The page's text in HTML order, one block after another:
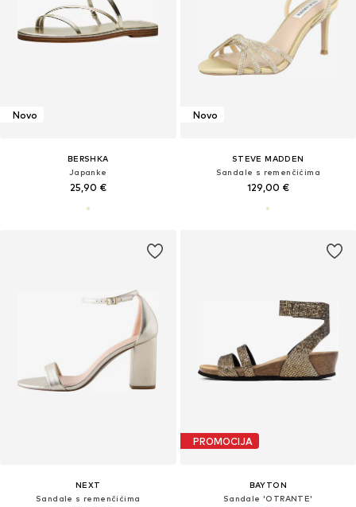
Novo
BERSHKA
Japanke
25,90 €
Novo
STEVE MADDEN
Sandale s remenčićima
129,00 €
NEXT
Sandale s remenčićima
PROMOCIJA
BAYTON
Sandale 'OTRANTE'